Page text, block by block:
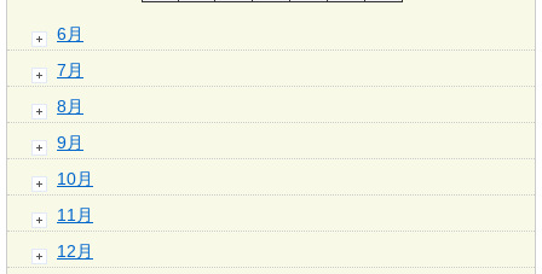
6月
7月
8月
9月
10月
11月
12月